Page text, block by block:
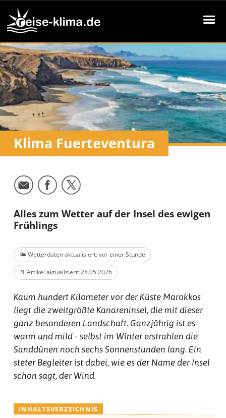
Klima Fuerteventura
Alles zum Wetter auf der Insel des ewigen
Frühlings
🌤️ Wetterdaten aktualisiert: vor einer Stunde
📄 Artikel aktualisiert: 28.05.2026
Kaum hundert Kilometer vor der Küste Marokkos
liegt die zweitgrößte Kanareninsel, die mit dieser
ganz besonderen Landschaft. Ganzjährig ist es
warm und mild - selbst im Winter erstrahlen die
Sanddünen noch sechs Sonnenstunden lang. Ein
steter Begleiter ist dabei, wie es der Name der Insel
schon sagt, der Wind.
INHALTSVERZEICHNIS